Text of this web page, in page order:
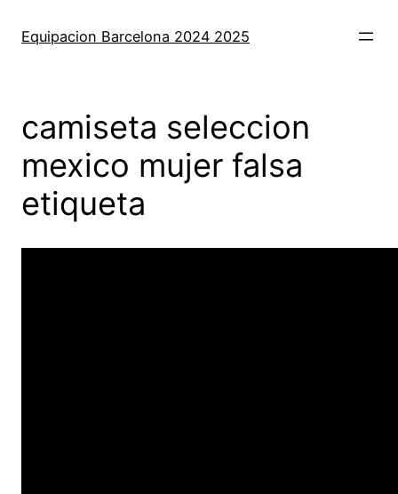
Equipacion Barcelona 2024 2025
camiseta seleccion
mexico mujer falsa
etiqueta